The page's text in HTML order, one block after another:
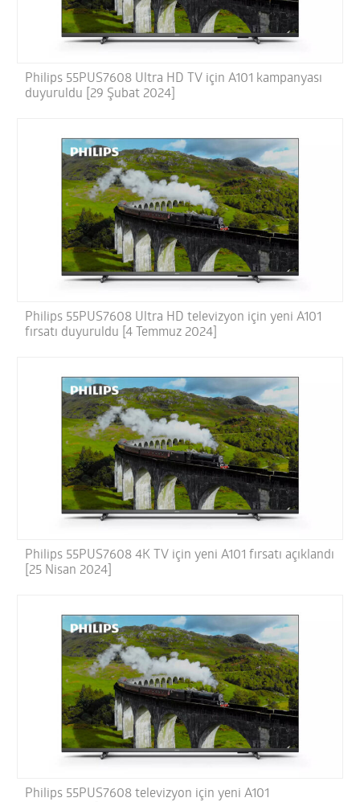
Philips 55PUS7608 Ultra HD TV için A101 kampanyası
duyuruldu [29 Şubat 2024]
Philips 55PUS7608 Ultra HD televizyon için yeni A101
fırsatı duyuruldu [4 Temmuz 2024]
Philips 55PUS7608 4K TV için yeni A101 fırsatı açıklandı
[25 Nisan 2024]
Philips 55PUS7608 televizyon için yeni A101